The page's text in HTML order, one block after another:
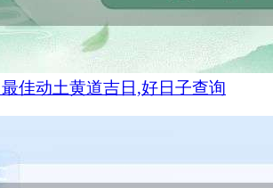
佳动土黄道吉日,好日子查询